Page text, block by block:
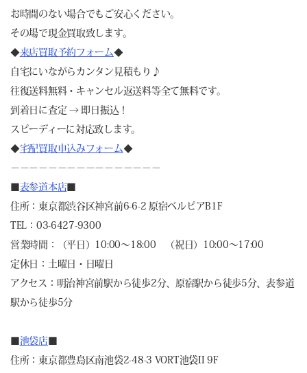
お時間のない場合でもご安心ください。
その場で現金買取致します。
◆来店買取予約フォーム◆
自宅にいながらカンタン見積もり♪
往復送料無料・キャンセル返送料等全て無料です。
到着日に査定 → 即日振込！
スピーディーに対応致します。
◆宅配買取申込みフォーム◆
－－－－－－－－－－－－－－－－
表参道本店
住所：東京都渋谷区神宮前6-6-2 原宿ベルピアB1F
TEL：03-6427-9300
営業時間：（平日）10:00～18:00 （祝日）10:00～17:00
定休日：土曜日・日曜日
アクセス：明治神宮前駅から徒歩2分、原宿駅から徒歩5分、表参道
駅から徒歩5分
池袋店
住所：東京都豊島区南池袋2-48-3 VORT池袋II 9F